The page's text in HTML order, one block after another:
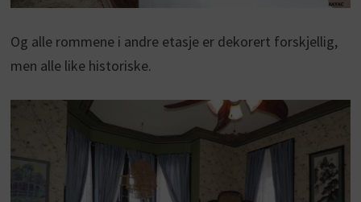
Og alle rommene i andre etasje er dekorert forskjellig,
men alle like historiske.